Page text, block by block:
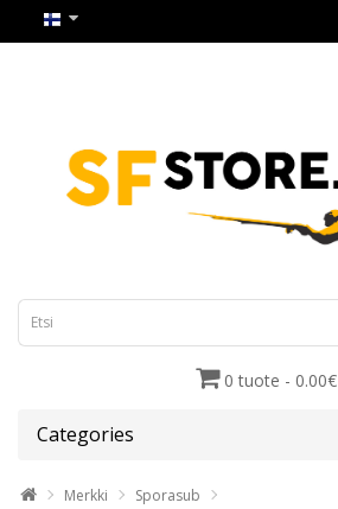
0 tuote - 0.00€
Categories
Merkki Sporasub